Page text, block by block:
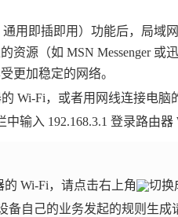
通用即插即用）功能后，局
资源（如 MSN Messenger
更加稳定的网络。
Wi-Fi，或者用网线连接电
中输入 192.168.3.1 登录路由器
Wi-Fi，请点击右上角 切换
备自己的业务发起的规则生成